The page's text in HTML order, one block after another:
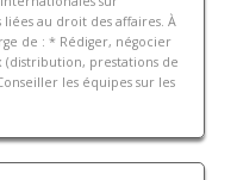
au droit des affaires. À
de : * Rédiger, négocier
prestations de
les équipes sur les